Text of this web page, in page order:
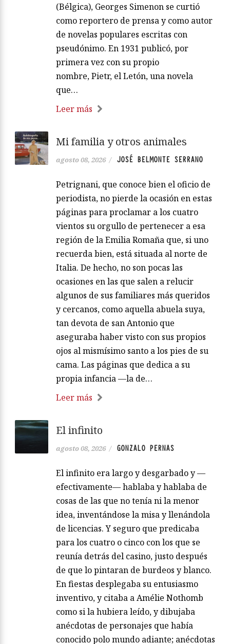
(Bélgica), Georges Simenon se curtió
como reportero de prensa y como autor
de novelas populares escritas con
pseudónimo. En 1931 publicó, por
primera vez con su propio
nombre, Pietr, el Letón, una novela
que…
Leer más
Mi familia y otros animales
agosto 08, 2026 / JOSÉ BELMONTE SERRANO
Petrignani, que conoce bien el oficio de
periodista, no pierde la ocasión en estas
páginas para proclamar a los cuatro
vientos su orgullo de pertenecer a esa
región de la Emilia Romaña que, si uno
recuerda bien, está situada al norte de
Italia. De hecho, no son pocas las
ocasiones en las que salen a relucir
algunos de sus familiares más queridos
y cercanos, como aquella abuela suya,
tan devota de san Antonio que
aseguraba haber visto con sus propios
ojos al mismísimo santo a los pies de su
cama. Las páginas que dedica a su
propia infancia —la de…
Leer más
El infinito
agosto 08, 2026 / GONZALO PERNAS
El infinito era largo y desgarbado y —
efectivamente— hablaba y hablaba de
cosas de las que no tenía ni la menor
idea, inventándose la misa y llenándola
de licencias. Y seguro que predicaba
para los cuatro o cinco con los que se
reunía detrás del casino, justo después
de que lo pintaran de burdeos y blanco.
En fiestas desplegaba su entusiasmo
inventivo, y citaba a Amélie Nothomb
como si la hubiera leído, y dibujaba
anécdotas de personajes que había
conocido polo mundo adiante; anécdotas